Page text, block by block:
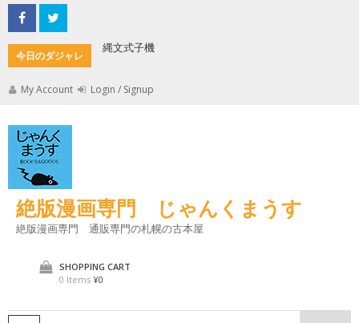
Skip
to
content
今日のダジャレ
縄文式子機
My Account Login / Signup
絶版漫画専門 じゃんくまうす
絶版漫画専門 通販専門の札幌の古本屋
SHOPPING CART
0 Items ¥0